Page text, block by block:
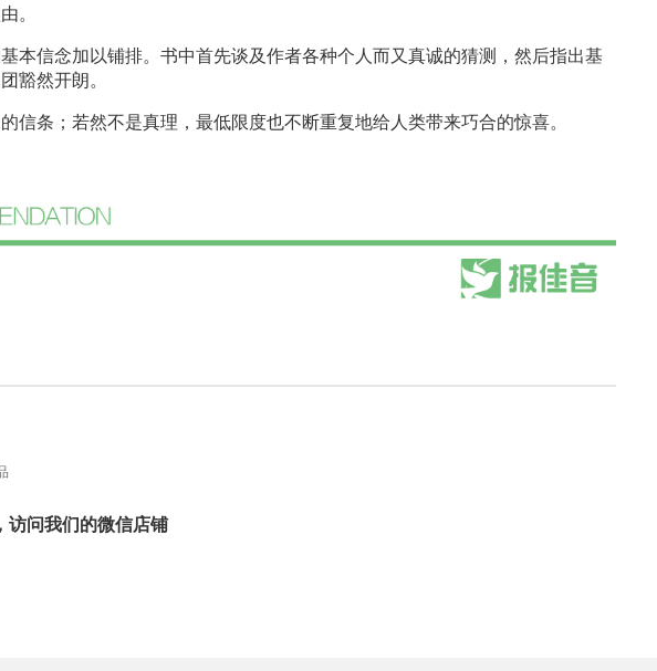
。
本信念加以铺排。书中首先谈及作者各种个人而又真诚的猜测，然后指出基
豁然开朗。
信条；若然不是真理，最低限度也不断重复地给人类带来巧合的惊喜。
访问我们的微信店铺